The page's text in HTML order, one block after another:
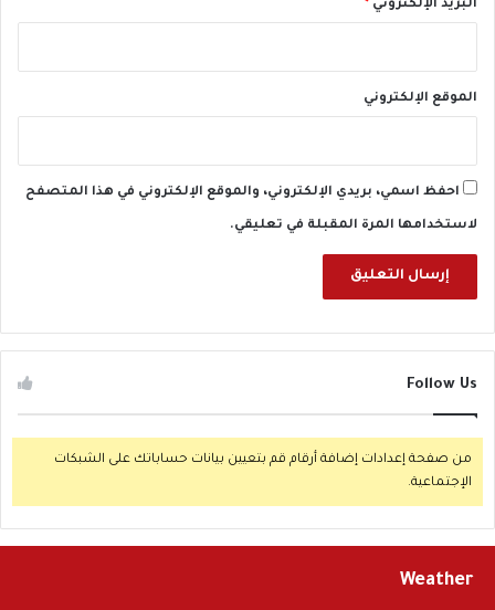
البريد الإلكتروني *
الموقع الإلكتروني
احفظ اسمي، بريدي الإلكتروني، والموقع الإلكتروني في هذا المتصفح
لاستخدامها المرة المقبلة في تعليقي.
Follow Us
من صفحة إعدادات إضافة أرقام قم بتعيين بيانات حساباتك على الشبكات
الإجتماعية.
Weather